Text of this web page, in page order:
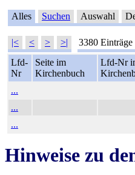
Alles Suchen Auswahl
|< < > >| 3380 Einträge
Lfd-
Nr
Seite im
Kirchenbuch
Lfd-Nr
...
...
...
Hinweise zu